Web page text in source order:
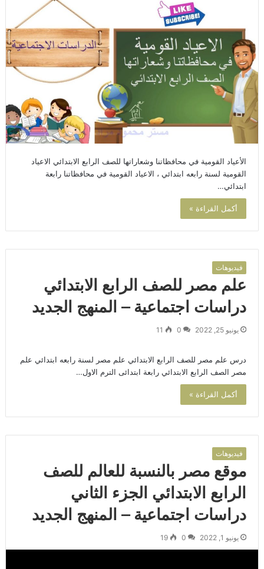
الأعياد القومية في محافظاتنا وشعاراتها للصف الرابع الابتدائي الاعياد
القومية لسنة رابعه ابتدائي ، الاعياد القومية في محافظاتنا رابعة
ابتدائي…
أكمل القراءة »
فيديوهات
علم مصر للصف الرابع الابتدائي
دراسات اجتماعية – المنهج الجديد
يونيو 25, 2022 0
11
درس علم مصر للصف الرابع الابتدائي علم مصر لسنة رابعه ابتدائي علم
مصر الصف الرابع الابتدائي رابعة ابتدائى الترم الاول…
أكمل القراءة »
فيديوهات
موقع مصر بالنسبة للعالم للصف
الرابع الابتدائي الجزء الثاني
دراسات اجتماعية – المنهج الجديد
يونيو 1, 2022 0
19